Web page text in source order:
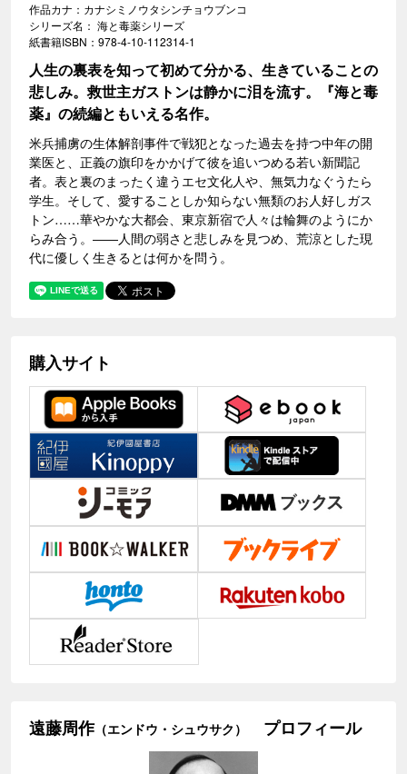
作品カナ：カナシミノウタシンチョウブンコ
シリーズ名： 海と毒薬シリーズ
紙書籍ISBN：978-4-10-112314-1
人生の裏表を知って初めて分かる、生きていることの
悲しみ。救世主ガストンは静かに泪を流す。『海と毒
薬』の続編ともいえる名作。
米兵捕虜の生体解剖事件で戦犯となった過去を持つ中年の開
業医と、正義の旗印をかかげて彼を追いつめる若い新聞記
者。表と裏のまったく違うエセ文化人や、無気力なぐうたら
学生。そして、愛することしか知らない無類のお人好しガス
トン……華やかな大都会、東京新宿で人々は輪舞のようにか
らみ合う。――人間の弱さと悲しみを見つめ、荒涼とした現
代に優しく生きるとは何かを問う。
購入サイト
遠藤周作（エンドウ・シュウサク） プロフィール